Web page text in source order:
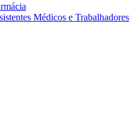
Médicos e Trabalhadores